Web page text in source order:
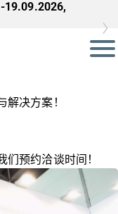
19.09.2026,
决方案！
预约洽谈时间！